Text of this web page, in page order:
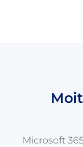
Microsoft